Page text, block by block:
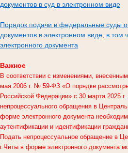
документов в суд в электронном виде
Порядок подачи в федеральные суды
документов в электронном виде, в том
электронного документа
Важное
В соответствии с изменениями,
мая 2006 г. № 59-ФЗ «О порядке
Российской Федерации» с 30 марта 2025
непроцессуального обращения в
форме электронного документа
аутентификации и идентификации
Подать непроцессуальное обращение в
г.Читы в форме электронного документа